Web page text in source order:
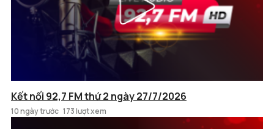
Kết nối 92,7 FM thứ 2 ngày 27/7/2026
10 ngày trước 173 lượt xem